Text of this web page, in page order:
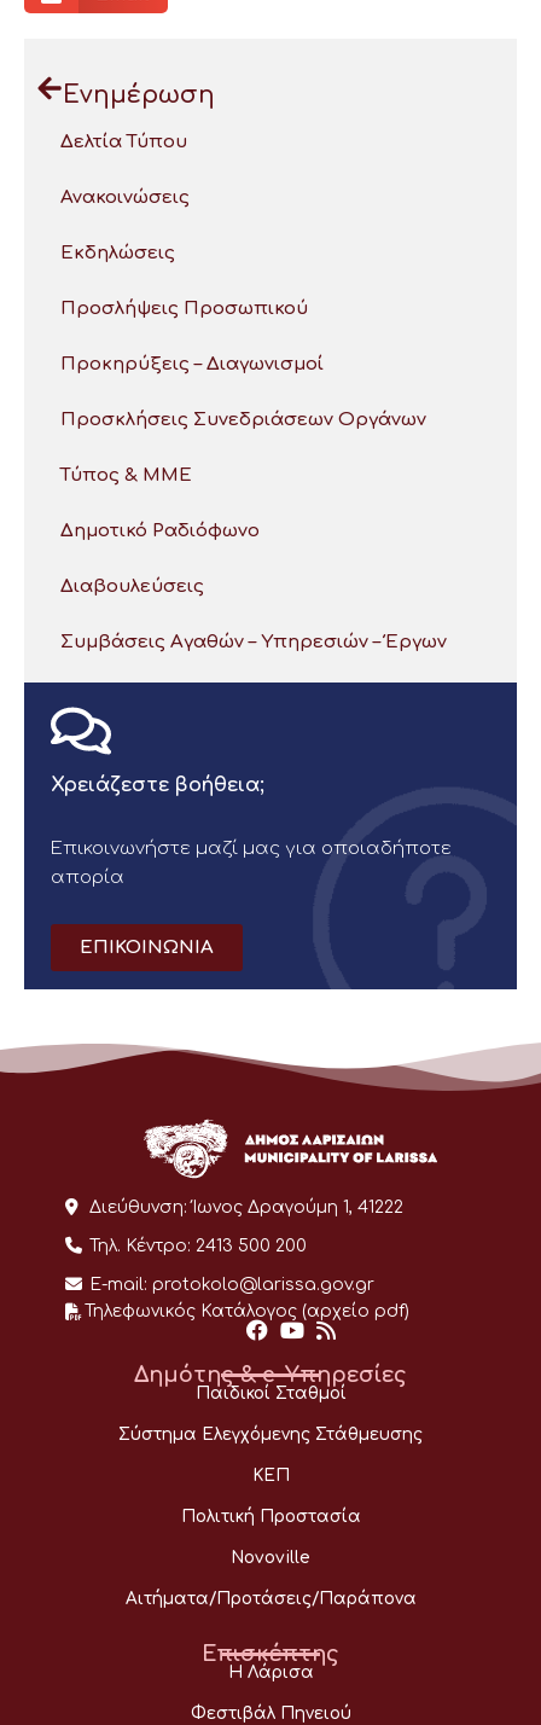
Ενημέρωση
Δελτία Τύπου
Ανακοινώσεις
Εκδηλώσεις
Προσλήψεις Προσωπικού
Προκηρύξεις – Διαγωνισμοί
Προσκλήσεις Συνεδριάσεων Οργάνων
Τύπος & ΜΜΕ
Δημοτικό Ραδιόφωνο
Διαβουλεύσεις
Συμβάσεις Αγαθών – Υπηρεσιών – Έργων
Χρειάζεστε βοήθεια;
Επικοινωνήστε μαζί μας για οποιαδήποτε
απορία
ΕΠΙΚΟΙΝΩΝΙΑ
Διεύθυνση: Ίωνος Δραγούμη 1, 41222
Τηλ. Κέντρο: 2413 500 200
E-mail: protokolo@larissa.gov.gr
Τηλεφωνικός Κατάλογος (αρχείο pdf)
Δημότης & e-Υπηρεσίες
Παιδικοί Σταθμοί
Σύστημα Ελεγχόμενης Στάθμευσης
ΚΕΠ
Πολιτική Προστασία
Novoville
Αιτήματα/Προτάσεις/Παράπονα
Επισκέπτης
Η Λάρισα
Φεστιβάλ Πηνειού